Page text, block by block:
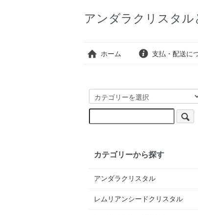
アンダラクリスタ
ホーム 支払・配送に
カテゴリーから探す
アンダラクリスタル
レムリアンシードクリスタル